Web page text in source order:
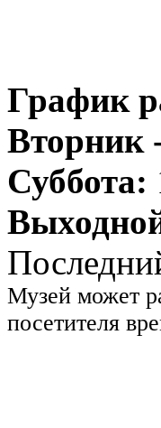
График
Вторник
Суббота:
Музей может
посетителя